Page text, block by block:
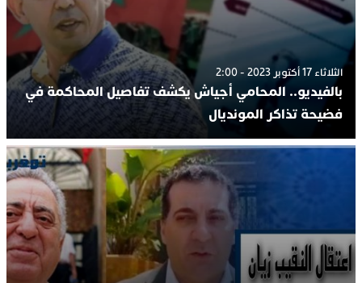
الثلاثاء 17 أكتوبر 2023 - 2:00
بالفيديو.. المحامي أجياش يكشف تفاصيل المحاكمة في
فضيحة تذاكر المونديال